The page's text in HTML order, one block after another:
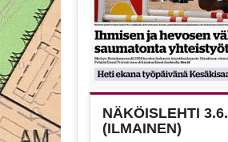
NÄKÖISLEHTI 3.6.
(ILMAINEN)